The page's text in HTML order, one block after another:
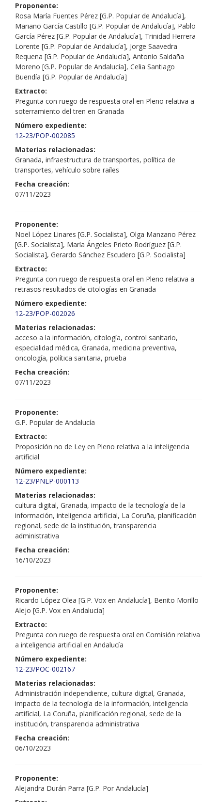
Proponente:
Rosa María Fuentes Pérez [G.P. Popular de Andalucía],
Mariano García Castillo [G.P. Popular de Andalucía], Pablo
García Pérez [G.P. Popular de Andalucía], Trinidad Herrera
Lorente [G.P. Popular de Andalucía], Jorge Saavedra
Requena [G.P. Popular de Andalucía], Antonio Saldaña
Moreno [G.P. Popular de Andalucía], Celia Santiago
Buendía [G.P. Popular de Andalucía]
Extracto:
Pregunta con ruego de respuesta oral en Pleno relativa a
soterramiento del tren en Granada
Número expediente:
12-23/POP-002085
Materias relacionadas:
Granada, infraestructura de transportes, política de
transportes, vehículo sobre raíles
Fecha creación:
07/11/2023
Proponente:
Noel López Linares [G.P. Socialista], Olga Manzano Pérez
[G.P. Socialista], María Ángeles Prieto Rodríguez [G.P.
Socialista], Gerardo Sánchez Escudero [G.P. Socialista]
Extracto:
Pregunta con ruego de respuesta oral en Pleno relativa a
retrasos resultados de citologías en Granada
Número expediente:
12-23/POP-002026
Materias relacionadas:
acceso a la información, citología, control sanitario,
especialidad médica, Granada, medicina preventiva,
oncología, política sanitaria, prueba
Fecha creación:
07/11/2023
Proponente:
G.P. Popular de Andalucía
Extracto:
Proposición no de Ley en Pleno relativa a la inteligencia
artificial
Número expediente:
12-23/PNLP-000113
Materias relacionadas:
cultura digital, Granada, impacto de la tecnología de la
información, inteligencia artificial, La Coruña, planificación
regional, sede de la institución, transparencia
administrativa
Fecha creación:
16/10/2023
Proponente:
Ricardo López Olea [G.P. Vox en Andalucía], Benito Morillo
Alejo [G.P. Vox en Andalucía]
Extracto:
Pregunta con ruego de respuesta oral en Comisión relativa
a inteligencia artificial en Andalucía
Número expediente:
12-23/POC-002167
Materias relacionadas:
Administración independiente, cultura digital, Granada,
impacto de la tecnología de la información, inteligencia
artificial, La Coruña, planificación regional, sede de la
institución, transparencia administrativa
Fecha creación:
06/10/2023
Proponente:
Alejandra Durán Parra [G.P. Por Andalucía]